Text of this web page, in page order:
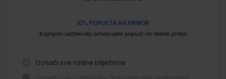
10% POPUSTA NA PRIBOR
Kupnjom udžbenika ostvarujete popust na školski pribor
Označi sve radne bilježnice